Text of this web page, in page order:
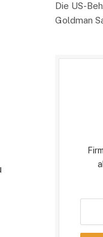
Die US-
Goldman